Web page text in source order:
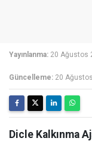
Yayınlanma: 20 Ağustos
Güncelleme: 20
Dicle Kalkınma